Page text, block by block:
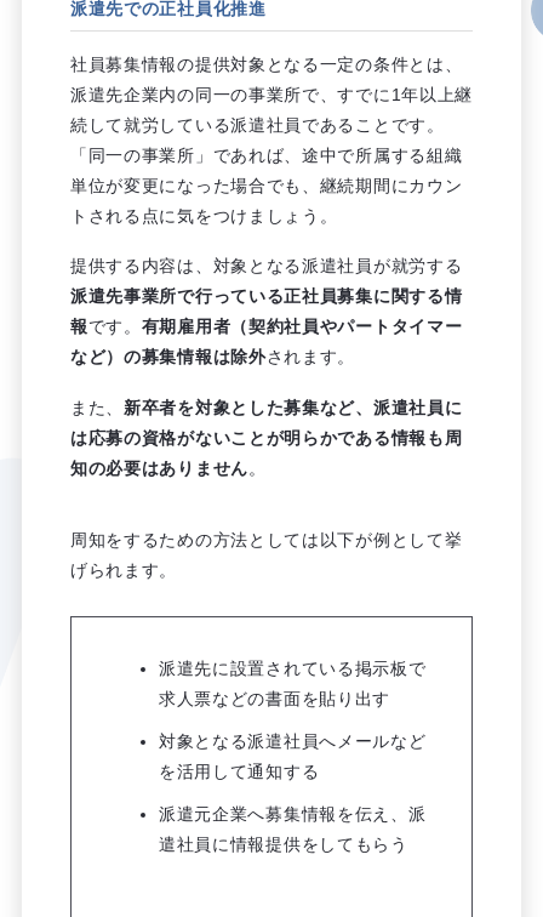
派遣先での正社員化推進
社員募集情報の提供対象となる一定の条件とは、
派遣先企業内の同一の事業所で、すでに1年以上継
続して就労している派遣社員であることです。
「同一の事業所」であれば、途中で所属する組織
単位が変更になった場合でも、継続期間にカウン
トされる点に気をつけましょう。
提供する内容は、対象となる派遣社員が就労する
派遣先事業所で行っている正社員募集に関する情
報です。 有期雇用者（契約社員やパートタイマー
など）の募集情報は除外されます。
また、 新卒者を対象とした募集など、派遣社員に
は応募の資格がないことが明らかである情報も周
知の必要はありません。
周知をするための方法としては以下が例として挙
げられます。
派遣先に設置されている掲示板で
求人票などの書面を貼り出す
対象となる派遣社員へメールなど
を活用して通知する
派遣元企業へ募集情報を伝え、派
遣社員に情報提供をしてもらう